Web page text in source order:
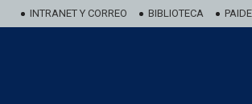
INTRANET Y CORREO BIBLIOTECA